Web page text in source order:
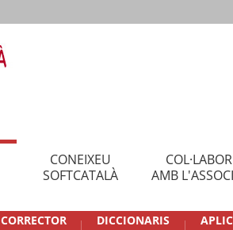
CONEIXEU
SOFTCATALÀ
AMB
CORRECTOR DICCIONARIS